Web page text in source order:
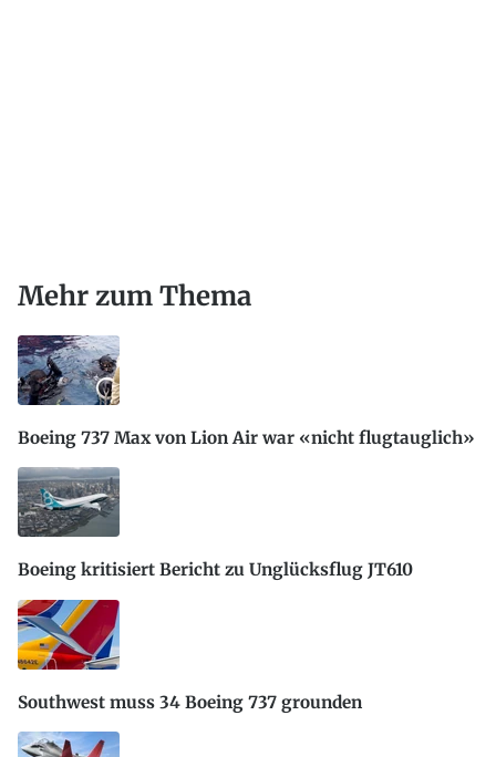
Mehr zum Thema
Boeing 737 Max von Lion Air war «nicht flugtauglich»
Boeing kritisiert Bericht zu Unglücksflug JT610
Southwest muss 34 Boeing 737 grounden